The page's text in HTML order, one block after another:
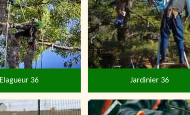
Elagueur 36 Jardinier 36